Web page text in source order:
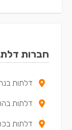
חברות
דלתות
דלתות
דלתות